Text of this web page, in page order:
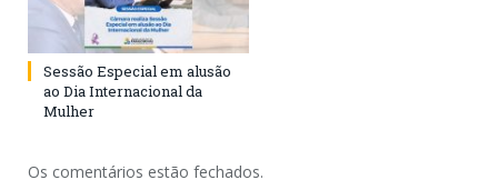
Sessão Especial em alusão
ao Dia Internacional da
Mulher
Os comentários estão fechados.